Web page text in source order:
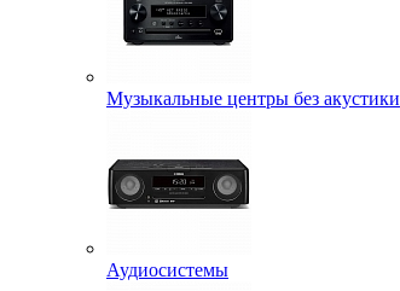
Музыкальные центры без акустики
Аудиосистемы